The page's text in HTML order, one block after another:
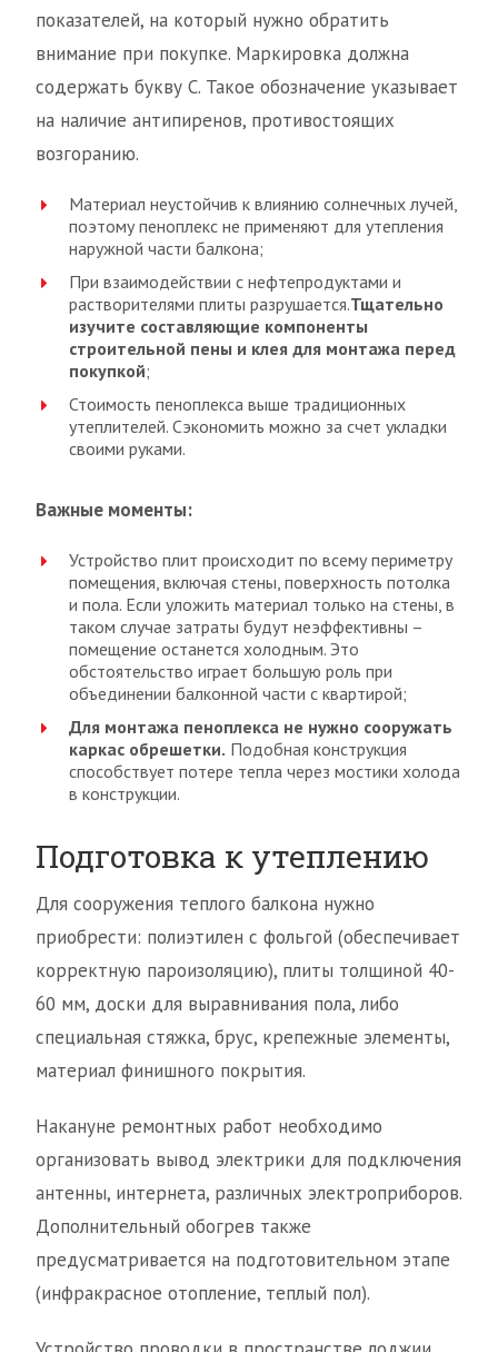
показателей, на который нужно обратить
внимание при покупке. Маркировка должна
содержать букву C. Такое обозначение указывает
на наличие антипиренов, противостоящих
возгоранию.
Материал неустойчив к влиянию солнечных лучей,
поэтому пеноплекс не применяют для утепления
наружной части балкона;
При взаимодействии с нефтепродуктами и
растворителями плиты разрушается.Тщательно
изучите составляющие компоненты
строительной пены и клея для монтажа перед
покупкой;
Стоимость пеноплекса выше традиционных
утеплителей. Сэкономить можно за счет укладки
своими руками.
Важные моменты:
Устройство плит происходит по всему периметру
помещения, включая стены, поверхность потолка
и пола. Если уложить материал только на стены, в
таком случае затраты будут неэффективны –
помещение останется холодным. Это
обстоятельство играет большую роль при
объединении балконной части с квартирой;
Для монтажа пеноплекса не нужно сооружать
каркас обрешетки. Подобная конструкция
способствует потере тепла через мостики холода
в конструкции.
Подготовка к утеплению
Для сооружения теплого балкона нужно
приобрести: полиэтилен с фольгой (обеспечивает
корректную пароизоляцию), плиты толщиной 40-
60 мм, доски для выравнивания пола, либо
специальная стяжка, брус, крепежные элементы,
материал финишного покрытия.
Накануне ремонтных работ необходимо
организовать вывод электрики для подключения
антенны, интернета, различных электроприборов.
Дополнительный обогрев также
предусматривается на подготовительном этапе
(инфракрасное отопление, теплый пол).